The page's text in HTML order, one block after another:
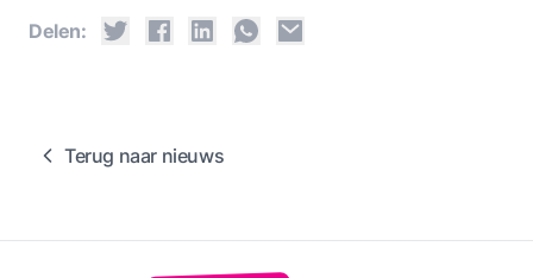
Delen:
Terug naar nieuws